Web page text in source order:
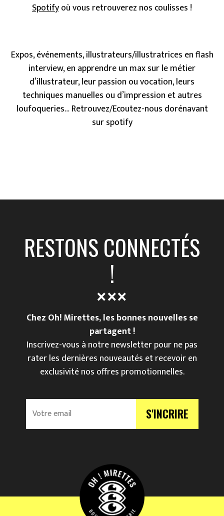
Spotifyoù vous retrouverez nos coulisses !
Expos, événements, illustrateurs/illustratrices en flash
interview, en apprendre un max sur le métier
d’illustrateur, leur passion ou vocation, leurs
techniques manuelles ou d’impression et autres
loufoqueries… Retrouvez/Ecoutez-nous dorénavant
sur spotify
RESTONS CONNECTÉS
!
Chez Oh! Mirettes, les bonnes nouvelles se
partagent !
Inscrivez-vous à notre newsletter pour ne pas
rater les dernières nouveautés et recevoir en
exclusivité nos offres promotionnelles.
V
r
l
S'INCRIRE